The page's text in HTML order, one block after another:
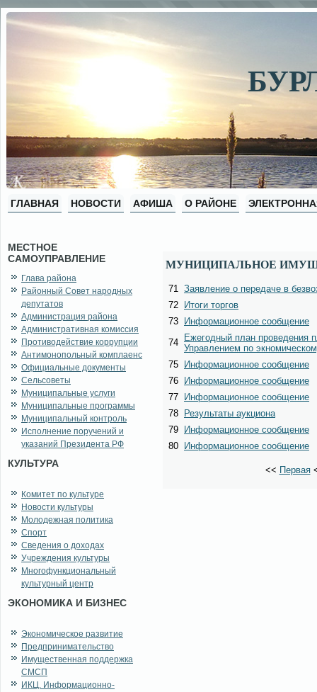
ГЛАВНАЯ НОВОСТИ АФИША О РАЙОНЕ
МЕСТНОЕ
САМОУПРАВЛЕНИЕ
Глава района
Районный Совет народных
депутатов
Администрация района
Административная комиссия
Противодействие коррупции
Антимонопольный комплаенс
Официальные документы
Сельсоветы
Муниципальные услуги
Муниципальные программы
Муниципальный контроль
Исполнение поручений и
указаний Президента РФ
КУЛЬТУРА
Комитет по культуре
Новости культуры
Молодежная политика
Спорт
Сведения о доходах
Учреждения культуры
Многофункциональный
культурный центр
ЭКОНОМИКА И БИЗНЕС
Экономическое развитие
Предпринимательство
Имущественная поддержка
СМСП
ИКЦ. Информационно-
МУНИЦИПАЛЬНОЕ
71 Заявление о передаче в
72
Итоги торгов
73
Информационное сообщение
74
Ежегодный план проведения
Управлением по
75
Информационное сообщение
76
Информационное сообщение
77
Информационное сообщение
78
Результаты аукциона
79
Информационное сообщение
80
Информационное сообщение
<< Первая